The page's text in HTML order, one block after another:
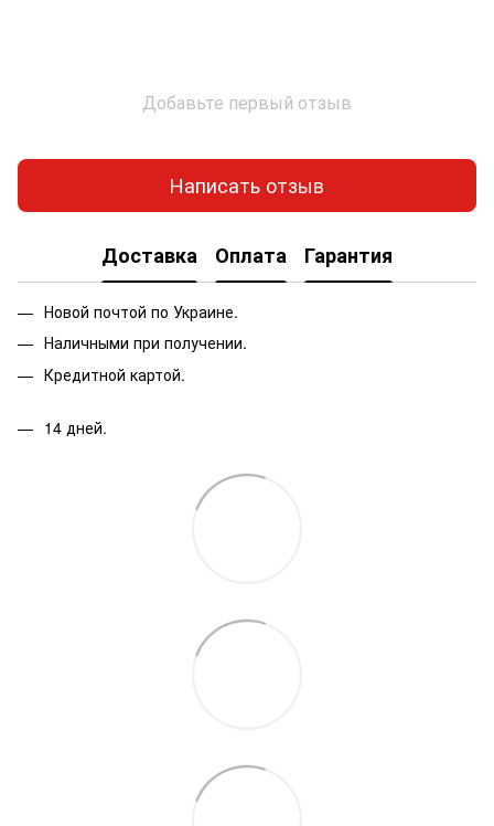
Добавьте первый отзыв
Написать отзыв
Доставка Оплата Гарантия
Новой почтой по Украине.
Наличными при получении.
Кредитной картой.
14 дней.